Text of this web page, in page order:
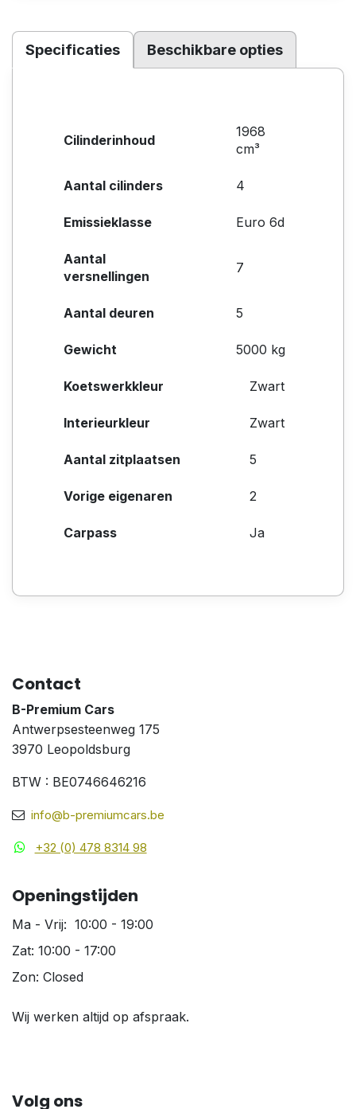
Specificaties Beschikbare opties
Cilinderinhoud
1968
cm³
Aantal cilinders 4
Emissieklasse Euro 6d
Aantal
versnellingen
7
Aantal deuren 5
Gewicht 5000 kg
Koetswerkkleur Zwart
Interieurkleur Zwart
Aantal zitplaatsen 5
Vorige eigenaren 2
Carpass Ja
Contact
B-Premium Cars
Antwerpsesteenweg 175
3970 Leopoldsburg
BTW : BE0746646216
info@b-premiumcars.be
+32 (0) 478 8314 98
Openingstijden
Ma - Vrij: 10:00 - 19:00
Zat: 10:00 - 17:00
Zon: Closed
Wij werken altijd op afspraak.
Volg ons